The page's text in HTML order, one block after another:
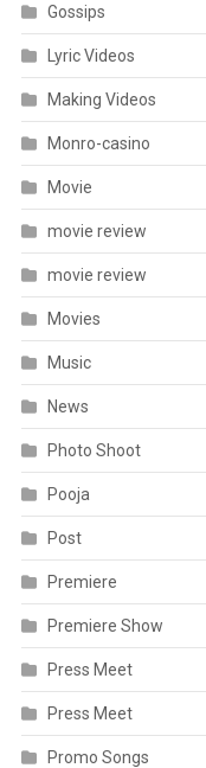
Gossips
Lyric Videos
Making Videos
Monro-casino
Movie
movie review
movie review
Movies
Music
News
Photo Shoot
Pooja
Post
Premiere
Premiere Show
Press Meet
Press Meet
Promo Songs